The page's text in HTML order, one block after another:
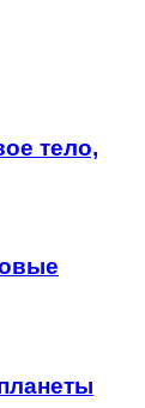
тело,